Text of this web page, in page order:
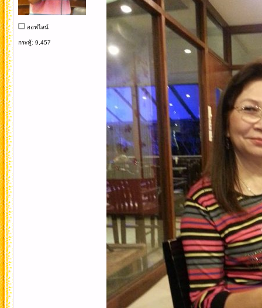
ออฟไลน์
กระทู้: 9,457